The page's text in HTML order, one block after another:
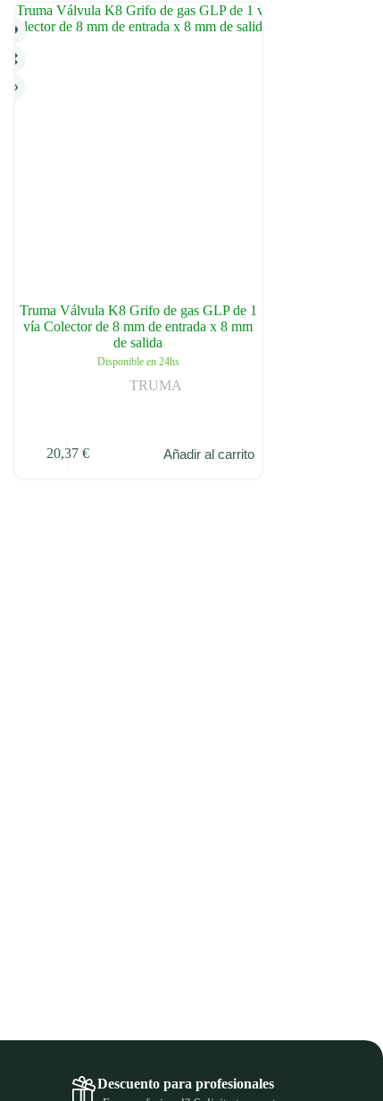
Truma Válvula K8 Grifo de gas GLP de 1
vía Colector de 8 mm de entrada x 8 mm
de salida
Disponible en 24hs
TRUMA
20,37 € Añadir al carrito
Descuento para profesionales